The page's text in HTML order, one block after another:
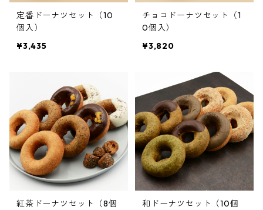
定番ドーナツセット（10
個入）
¥3,435
チョコドーナツセット（1
0個入）
¥3,820
紅茶ドーナツセット（8個
和ドーナツセット（10個